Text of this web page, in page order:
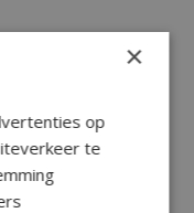
×
op
te